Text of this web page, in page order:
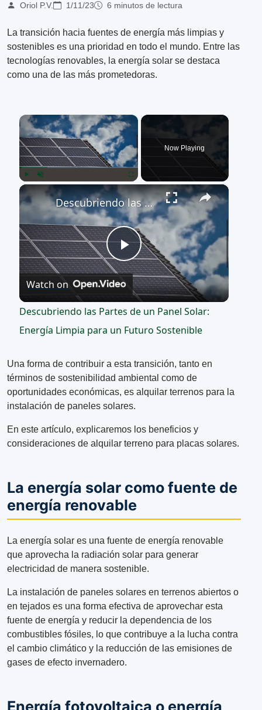
Oriol P.V. 1/11/23 6 minutos de lectura
La transición hacia fuentes de energía más limpias y
sostenibles es una prioridad en todo el mundo. Entre las
tecnologías renovables, la energía solar se destaca
como una de las más prometedoras.
×
Now Playing
×
Play
Video
Descubriendo las Partes de un Panel Solar: Energía Limpia para un Futuro Sostenible
Watch on
Descubriendo las Partes de un Panel Solar:
Energía Limpia para un Futuro Sostenible
Una forma de contribuir a esta transición, tanto en
términos de sostenibilidad ambiental como de
oportunidades económicas, es alquilar terrenos para la
instalación de paneles solares.
En este artículo, explicaremos los beneficios y
consideraciones de alquilar terreno para placas solares.
La energía solar como fuente de
energía renovable
La energía solar es una fuente de energía renovable
que aprovecha la radiación solar para generar
electricidad de manera sostenible.
La instalación de paneles solares en terrenos abiertos o
en tejados es una forma efectiva de aprovechar esta
fuente de energía y reducir la dependencia de los
combustibles fósiles, lo que contribuye a la lucha contra
el cambio climático y la reducción de las emisiones de
gases de efecto invernadero.